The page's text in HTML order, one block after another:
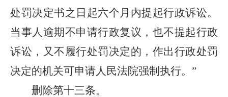
处罚决定书之日起六个月内提起行政诉讼。
当事人逾期不申请行政复议，也不提起行政
诉讼，又不履行处罚决定的，作出行政处罚
决定的机关可申请人民法院强制执行。”
删除第十三条。